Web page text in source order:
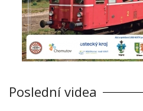
Poslední videa